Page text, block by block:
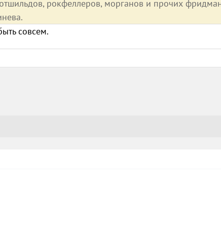
рокфеллеров, морганов и прочих
совсем.